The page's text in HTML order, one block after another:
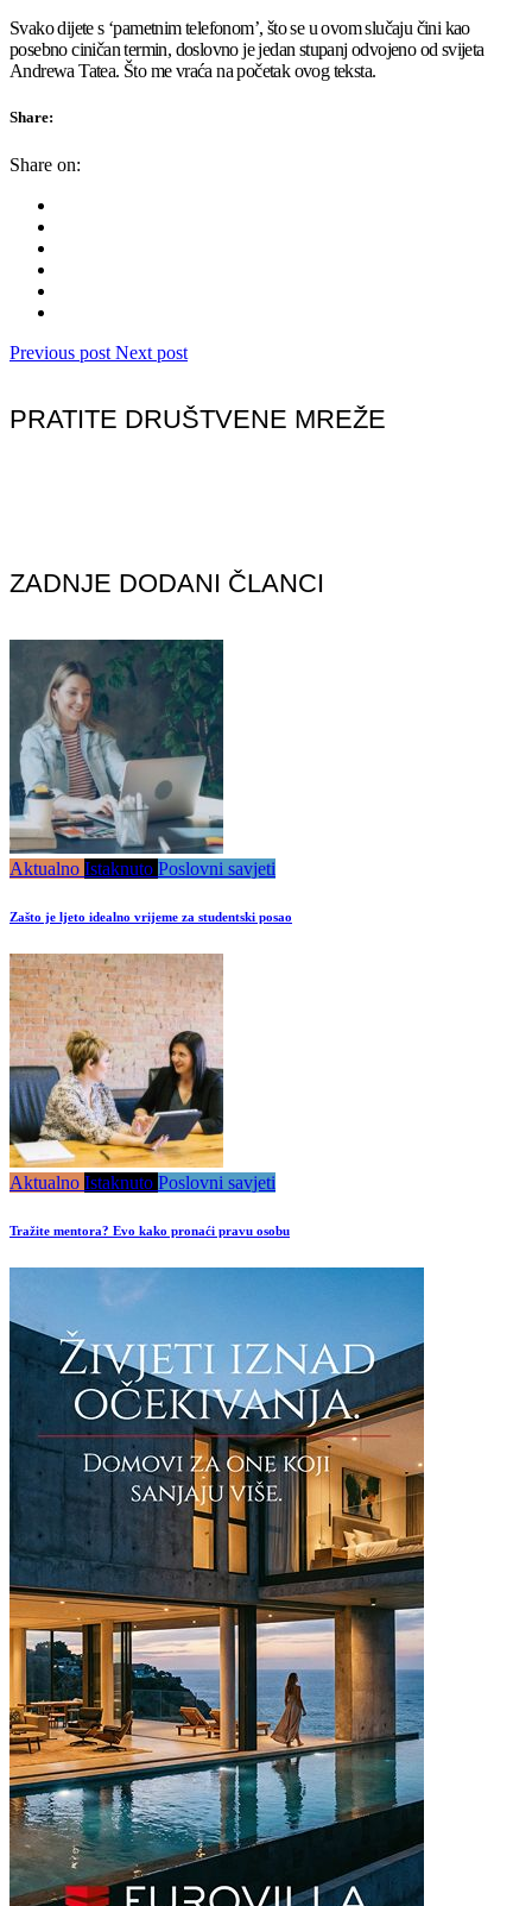
Svako dijete s ‘pametnim telefonom’, što se u ovom slučaju čini kao
posebno ciničan termin, doslovno je jedan stupanj odvojeno od svijeta
Andrewa Tatea. Što me vraća na početak ovog teksta.
Share:
Share on:
Previous post Next post
PRATITE DRUŠTVENE MREŽE
ZADNJE DODANI ČLANCI
Aktualno Istaknuto Poslovni savjeti
Zašto je ljeto idealno vrijeme za studentski posao
Aktualno Istaknuto Poslovni savjeti
Tražite mentora? Evo kako pronaći pravu osobu